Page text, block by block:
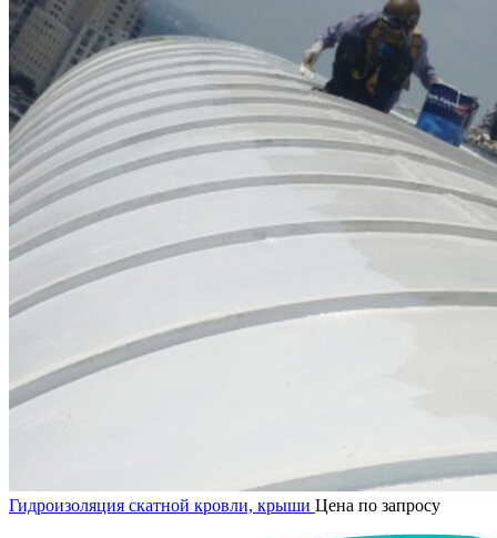
Гидроизоляция скатной кровли, крыши Цена по запросу